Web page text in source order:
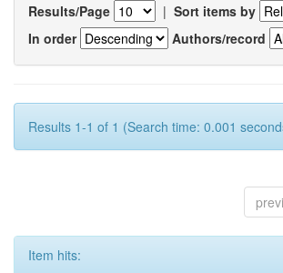
Results/Page | Sort items by
In order
Authors/record
Results 1-1 of 1 (Search time: 0.001
Item hits: